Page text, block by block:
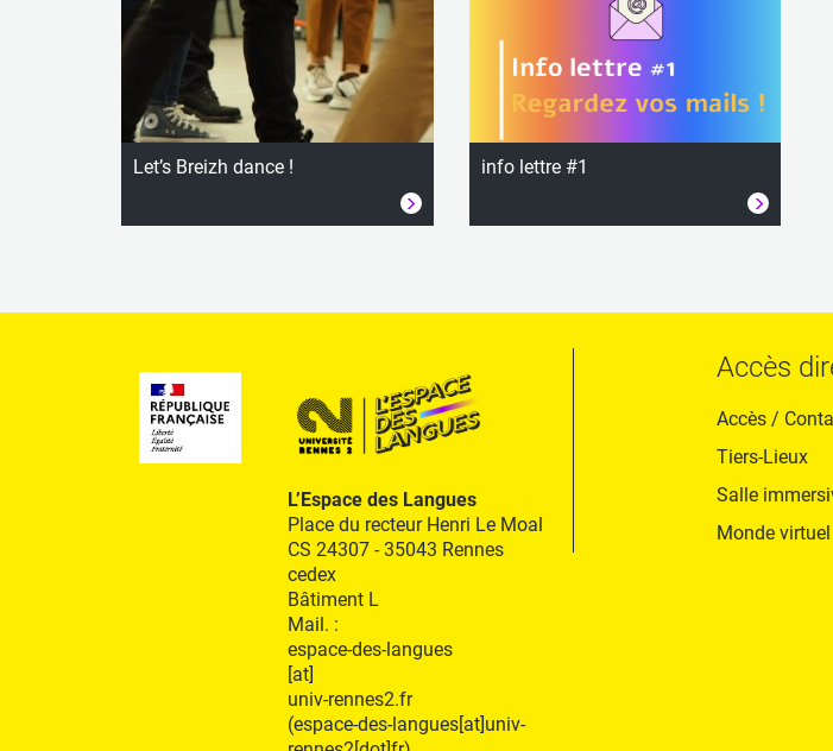
Let’s Breizh dance ! info lettre #1
L’Espace des Langues
Place du recteur Henri Le Moal
CS 24307 - 35043 Rennes
cedex
Bâtiment L
Mail. :
espace-des-langues
[at]
univ-rennes2.fr
(espace-des-langues[at]univ-
Accès
Accès /
Tiers-Lieux
Salle
Monde virtuel